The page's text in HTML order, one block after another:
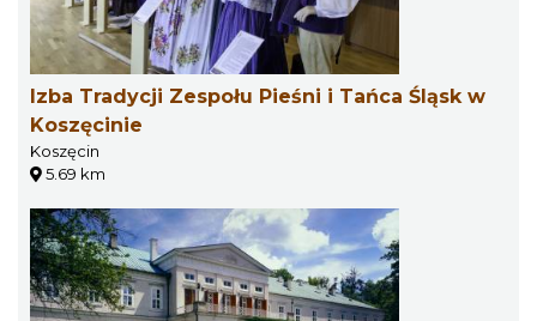
Izba Tradycji Zespołu Pieśni i Tańca Śląsk w
Koszęcinie
Koszęcin
5.69 km